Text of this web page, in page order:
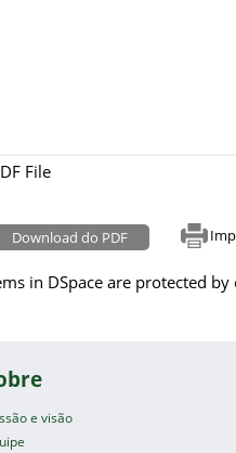
File
Download do PDF
in DSpace are protected
e visão